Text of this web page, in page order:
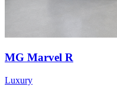
MG Marvel R
Luxury